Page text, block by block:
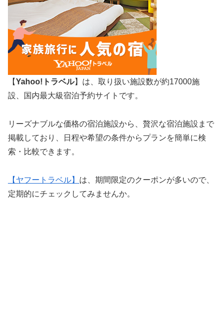
【Yahoo!トラベル】は、取り扱い施設数が約17000施
設、国内最大級宿泊予約サイトです。
リーズナブルな価格の宿泊施設から、贅沢な宿泊施設まで
掲載しており、日程や希望の条件からプランを簡単に検
索・比較できます。
【ヤフートラベル】 は、期間限定のクーポンが多いので、
定期的にチェックしてみませんか。